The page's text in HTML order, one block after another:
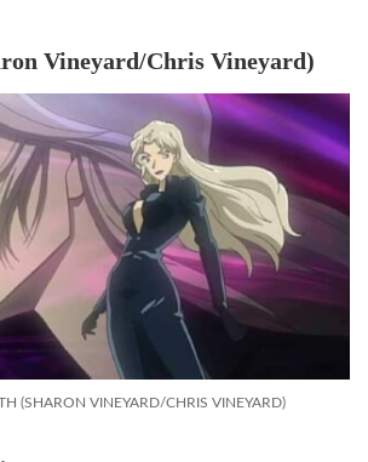
Vineyard/Chris Vineyard)
(SHARON VINEYARD/CHRIS VINEYARD)